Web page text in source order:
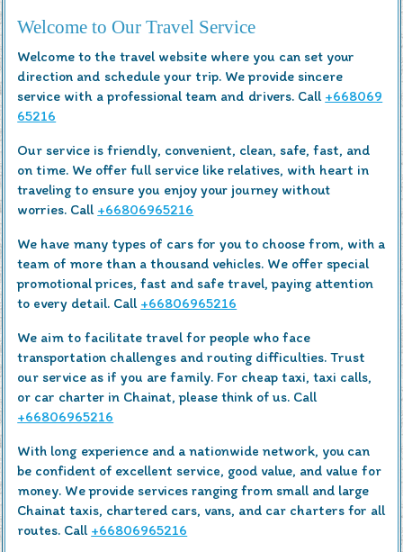
Welcome to Our Travel Service
Welcome to the travel website where you can set your
direction and schedule your trip. We provide sincere
service with a professional team and drivers. Call +668069
65216
Our service is friendly, convenient, clean, safe, fast, and
on time. We offer full service like relatives, with heart in
traveling to ensure you enjoy your journey without
worries. Call +66806965216
We have many types of cars for you to choose from, with a
team of more than a thousand vehicles. We offer special
promotional prices, fast and safe travel, paying attention
to every detail. Call +66806965216
We aim to facilitate travel for people who face
transportation challenges and routing difficulties. Trust
our service as if you are family. For cheap taxi, taxi calls,
or car charter in Chainat, please think of us. Call
+66806965216
With long experience and a nationwide network, you can
be confident of excellent service, good value, and value for
money. We provide services ranging from small and large
Chainat taxis, chartered cars, vans, and car charters for all
routes. Call +66806965216